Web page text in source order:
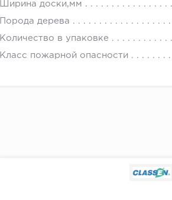
Ширина доски,мм
Порода дерева
Количество в упаковке
Класс пожарной опасности